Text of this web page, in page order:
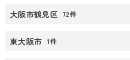
大阪市鶴見区 72件
東大阪市 1件